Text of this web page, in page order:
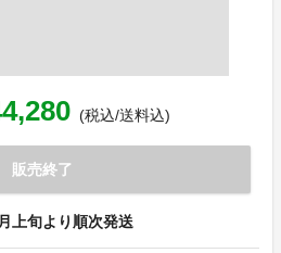
(税込/送料込)
販売終了
上旬より順次発送